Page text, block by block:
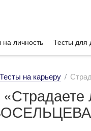
на личность Тесты для
Тесты на карьеру